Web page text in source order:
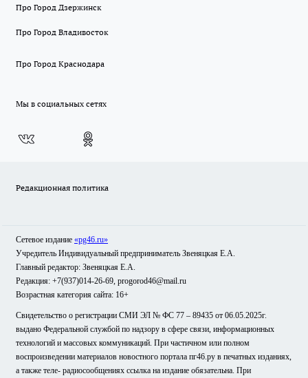
Про Город Дзержинск
Про Город Владивосток
Про Город Краснодара
Мы в социальных сетях
Редакционная политика
Сетевое издание «pg46.ru»
Учредитель Индивидуальный предприниматель Звеняцкая Е.А.
Главный редактор: Звеняцкая Е.А.
Редакция: +7(937)014-26-69, progorod46@mail.ru
Возрастная категория сайта: 16+
Свидетельство о регистрации СМИ ЭЛ № ФС 77 – 89435 от 06.05.2025г.
выдано Федеральной службой по надзору в сфере связи, информационных
технологий и массовых коммуникаций. При частичном или полном
воспроизведении материалов новостного портала пг46.ру в печатных изданиях,
а также теле- радиосообщениях ссылка на издание обязательна. При